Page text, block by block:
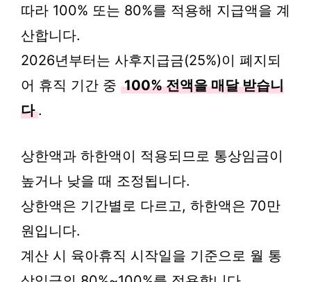
따라 100% 또는 80%를 적용해 지급액을 계
산합니다.
2026년부터는 사후지급금(25%)이 폐지되
어 휴직 기간 중 100% 전액을 매달 받습니
다 .
상한액과 하한액이 적용되므로 통상임금이
높거나 낮을 때 조정됩니다.
상한액은 기간별로 다르고, 하한액은 70만
원입니다.
계산 시 육아휴직 시작일을 기준으로 월 통